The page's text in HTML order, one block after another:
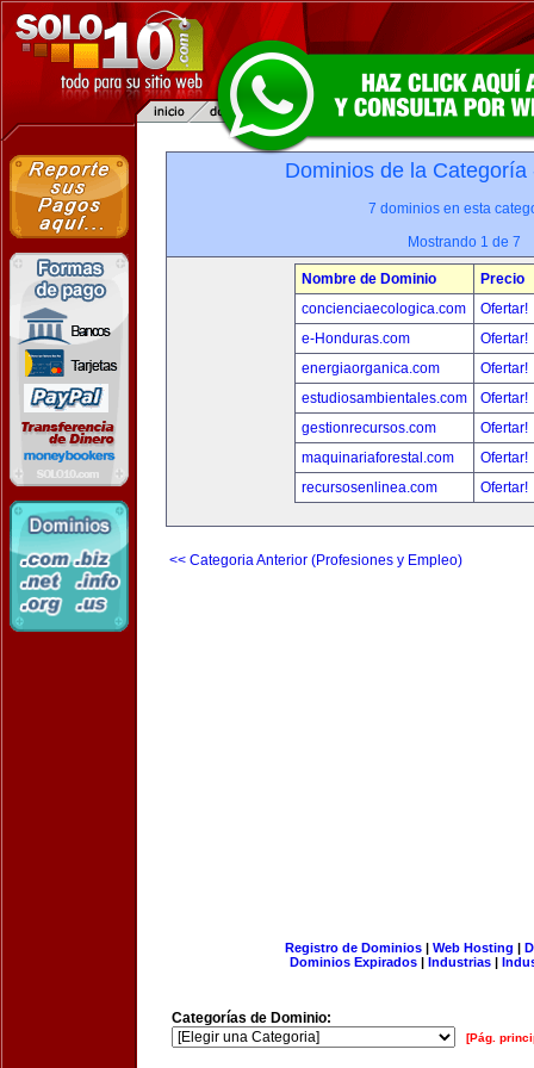
Dominios de la
7 dominios en esta
Mostrando 1 de 7
Nombre de Dominio
Precio
concienciaecologica.com
Ofertar!
e-Honduras.com
Ofertar!
energiaorganica.com
Ofertar!
estudiosambientales.com
Ofertar!
gestionrecursos.com
Ofertar!
maquinariaforestal.com
Ofertar!
recursosenlinea.com
Ofertar!
<< Categoria Anterior (Profesiones y Empleo)
Registro de Dominios| Web Hosting |
Dominios Expirados | Industrias |
Categorías de Dominio:
[Pág.